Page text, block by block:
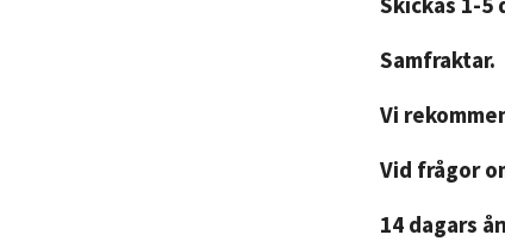
Samfraktar.
Vi
Vid frågor
14 dagars